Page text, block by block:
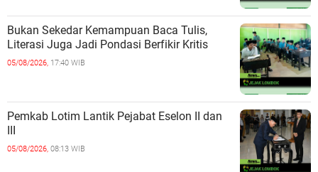
Bukan Sekedar Kemampuan Baca Tulis,
Literasi Juga Jadi Pondasi Berfikir Kritis
05/08/2026, 17:40 WIB
Pemkab Lotim Lantik Pejabat Eselon II dan
III
05/08/2026, 08:13 WIB